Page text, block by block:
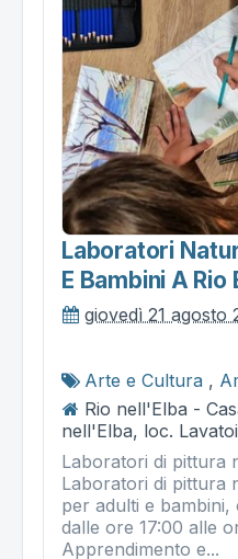
Laboratori
E Bambini A Rio
giovedì 21 agosto
Arte e Cultura ,
Rio nell'Elba -
nell'Elba, loc.
Laboratori di pittura
Laboratori di pittura
per adulti e bambini,
dalle ore 17:00 alle
Apprendimento e...